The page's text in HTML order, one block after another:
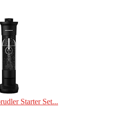
Starter Set...